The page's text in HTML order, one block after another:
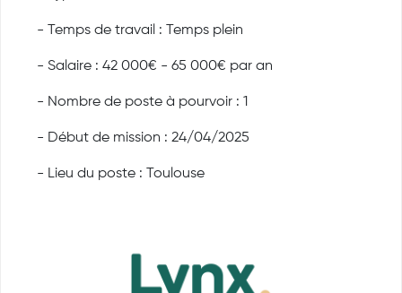
- Temps de travail : Temps plein
- Salaire : 42 000€ - 65 000€ par an
- Nombre de poste à pourvoir : 1
- Début de mission : 24/04/2025
- Lieu du poste : Toulouse